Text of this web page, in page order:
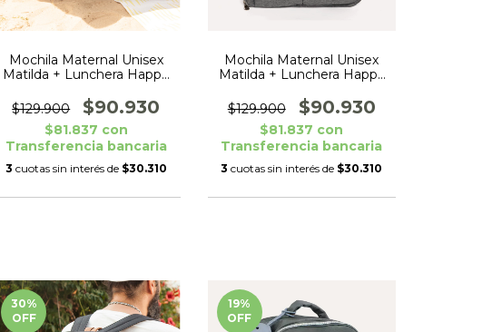
Mochila Maternal Unisex
Matilda + Lunchera Happy
$129.900
$90.930
$81.837 con
Transferencia bancaria
3 cuotas sin interés de $30.310
Mochila Maternal Unisex
Matilda + Lunchera Happy
$129.900
$90.930
$81.837 con
Transferencia bancaria
3 cuotas sin interés de $30.310
30%
OFF
19%
OFF